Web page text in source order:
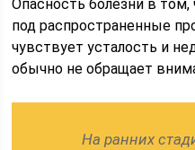
Опасность болезни в
под распространенные
чувствует усталость и
обычно не обращает
На ранних